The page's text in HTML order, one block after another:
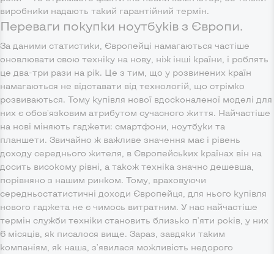
виробники надають такий гарантійний термін.
Переваги покупки ноутбуків з Європи.
За даними статистики, Європейці намагаються частіше
оновлювати свою техніку на нову, ніж інші країни, і роблять
це два-три рази на рік. Це з тим, що у розвинених країн
намагаються не відставати від технологій, що стрімко
розвиваються. Тому купівля нової вдосконаленої моделі для
них є обов'язковим атрибутом сучасного життя. Найчастіше
на нові міняють гаджети: смартфони, ноутбуки та
планшети. Звичайно ж важливе значення має і рівень
доходу середнього жителя, в Європейських країнах він на
досить високому рівні, а також техніка значно дешевша,
порівняно з нашим ринком. Тому, враховуючи
середньостатистичні доходи Європейця, для нього купівля
нового гаджета не є чимось витратним. У нас найчастіше
термін служби техніки становить близько п'яти років, у них
6 місяців, як писалося вище. Зараз, завдяки таким
компаніям, як наша, з'явилася можливість недорого